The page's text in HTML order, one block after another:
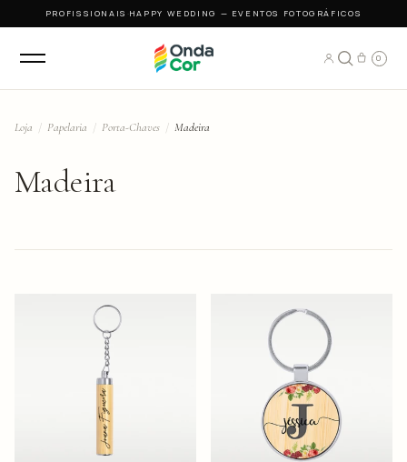
PROFISSIONAIS ·HAPPY WEDDING — EVENTOS FOTOGRÁFICOS
0
Loja / Papelaria / Porta-Chaves / Madeira
Madeira